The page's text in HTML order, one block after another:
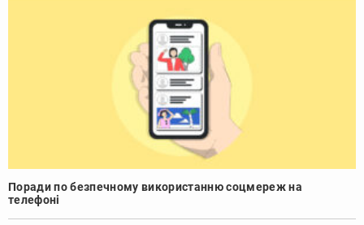
Поради по безпечному використанню соцмереж на
телефоні